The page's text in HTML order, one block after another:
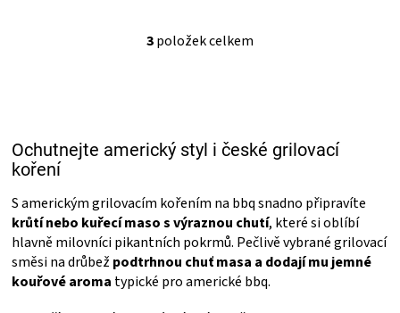
O
c
r
v
k
y
v
ý
3položek celkem
Ochutnejte americký styl i české grilovací
koření
S americkým grilovacím kořením na bbq snadno připravíte
krůtí nebo kuřecí maso s výraznou chutí, které si oblíbí
hlavně milovníci pikantních pokrmů. Pečlivě vybrané grilovací
směsi na drůbež podtrhnou chuť masa a dodají mu jemné
kouřové aroma typické pro americké bbq.